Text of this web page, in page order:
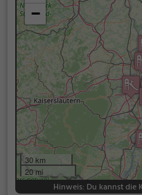
−
30 km
20 mi
Hinweis: Du kannst die